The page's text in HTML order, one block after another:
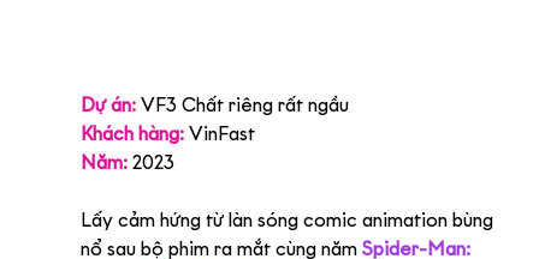
Dự án: VF3 Chất riêng rất ngầu
Khách hàng: VinFast
Năm: 2023
Lấy cảm hứng từ làn sóng comic animation bùng
nổ sau bộ phim ra mắt cùng năm Spider-Man: